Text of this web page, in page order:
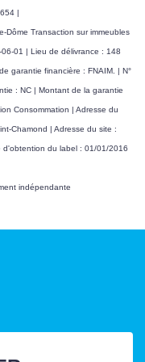
|
Dôme Transaction sur immeubles
01 | Lieu de délivrance : 148
garantie financière : FNAIM. | N°
: NC | Montant de la garantie
Consommation | Adresse du
Chamond | Adresse du site :
du label : 01/01/2016
indépendante